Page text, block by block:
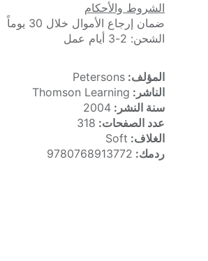
الشروط والأحكام
ضمان إرجاع الأموال خلال 30 يوماً
الشحن: 2-3 أيام عمل
المؤلف: Petersons
الناشر: Thomson Learning
سنة النشر: 2004
عدد الصفحات: 318
الغلاف: Soft
ردمك: 9780768913772